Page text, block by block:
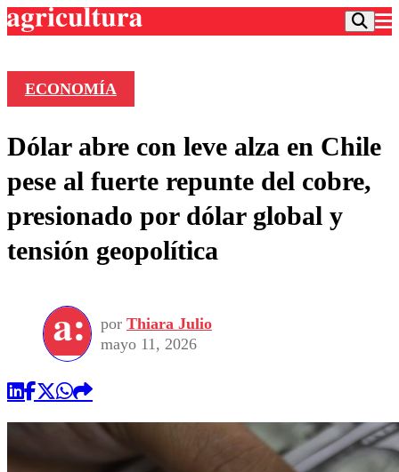
Frecuencias
Agricultura TV
Deportes
Colo Colo
Motor
Torneo Internacional
Torneo Nacional
Entretención
Internacional
Nacional
Vida Social
Programas
Comercial
ECONOMÍA
Dólar abre con leve alza en Chile
pese al fuerte repunte del cobre,
presionado por dólar global y
tensión geopolítica
por Thiara Julio
mayo 11, 2026